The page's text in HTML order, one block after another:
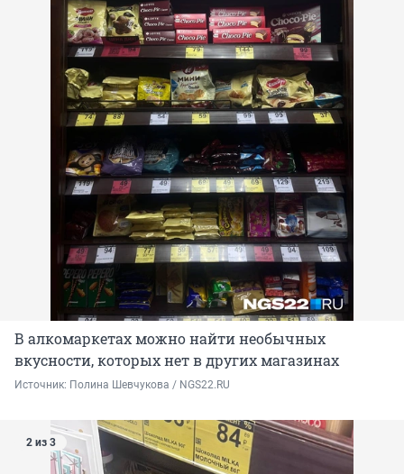
В алкомаркетах можно найти необычных
вкусности, которых нет в других магазинах
Источник: Полина Шевчукова / NGS22.RU
2 из 3